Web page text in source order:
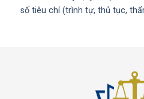
số tiêu chí (trình tự, thủ tục,